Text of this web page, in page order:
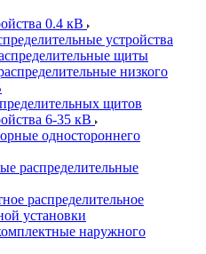
0.4 кВ
устройства
щиты
низкого
щитов
6-35 кВ
одностороннего
распределительные
распределительное
установки
наружного